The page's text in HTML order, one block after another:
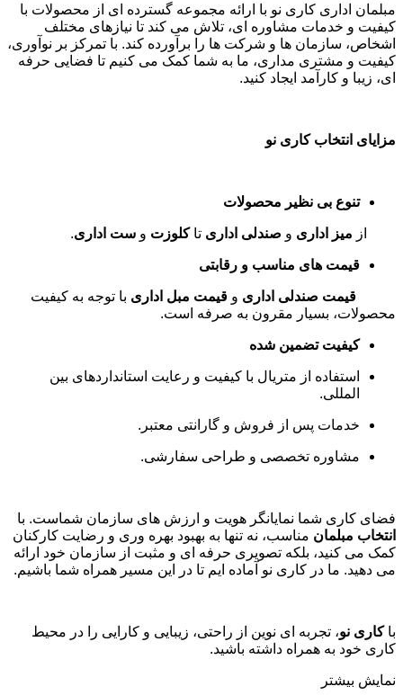
مبلمان اداری کاری نو با ارائه مجموعه گسترده ای از محصولات با
کیفیت و خدمات مشاوره ای، تلاش می کند تا نیازهای مختلف
اشخاص، سازمان ها و شرکت ها را برآورده کند. با تمرکز بر نوآوری،
کیفیت و مشتری مداری، ما به شما کمک می کنیم تا فضایی حرفه
ای، زیبا و کارآمد ایجاد کنید.
مزایای انتخاب کاری نو
تنوع بی نظیر محصولات
از میز اداری و صندلی اداری تاکلوزت و ست اداری.
قیمت های مناسب و رقابتی
قیمت صندلی اداری و قیمت مبل اداری با توجه به کیفیت
محصولات، بسیار مقرون به صرفه است.
کیفیت تضمین شده
استفاده از متریال با کیفیت و رعایت استانداردهای بین
المللی.
خدمات پس از فروش و گارانتی معتبر .
مشاوره تخصصی و طراحی سفارشی.
فضای کاری شما نمایانگر هویت و ارزش های سازمان شماست. با
انتخاب مبلمان مناسب، نه تنها به بهبود بهره وری و رضایت کارکنان
کمک می کنید، بلکه تصویری حرفه ای و مثبت از سازمان خود ارائه
می دهید. ما در کاری نو آماده ایم تا در این مسیر همراه شما باشیم.
باکاری نو، تجربه ای نوین از راحتی، زیبایی و کارایی را در محیط
کاری خود به همراه داشته باشید.
نمایش بیشتر